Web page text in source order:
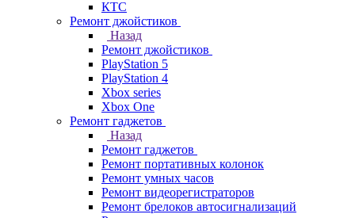
КТС
Ремонт джойстиков
Назад
Ремонт джойстиков
PlayStation 5
PlayStation 4
Xbox series
Xbox One
Ремонт гаджетов
Назад
Ремонт гаджетов
Ремонт портативных колонок
Ремонт умных часов
Ремонт видеорегистраторов
Ремонт брелоков автосигнализаций